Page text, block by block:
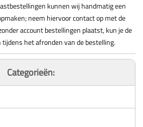
kunnen wij handmatig een
neem hiervoor contact op met de
account bestellingen plaatst, kun je de
het afronden van de bestelling.
Categorieën: